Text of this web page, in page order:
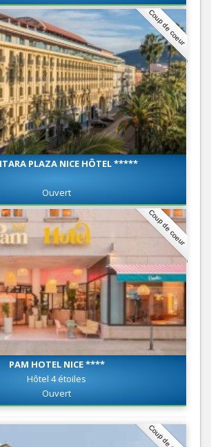
Coup de coeur
PLAZA NICE HÔTEL *****
Ouvert
Coup de coeur
PAM HOTEL NICE ****
Hôtel 4 étoiles
Ouvert